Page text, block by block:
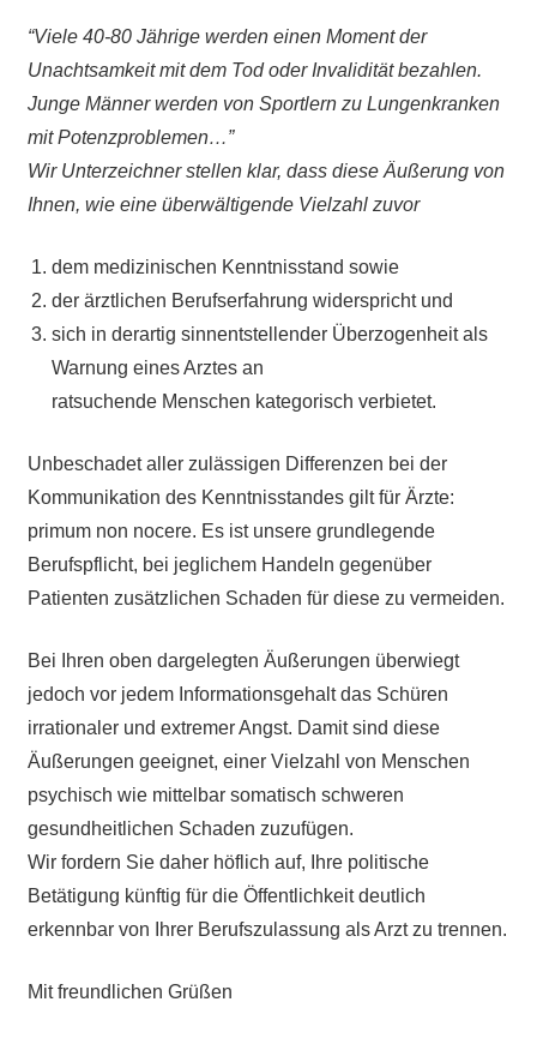
“Viele 40-80 Jährige werden einen Moment der
Unachtsamkeit mit dem Tod oder Invalidität bezahlen.
Junge Männer werden von Sportlern zu Lungenkranken
mit Potenzproblemen…”
Wir Unterzeichner stellen klar, dass diese Äußerung von
Ihnen, wie eine überwältigende Vielzahl zuvor
dem medizinischen Kenntnisstand sowie
der ärztlichen Berufserfahrung widerspricht und
sich in derartig sinnentstellender Überzogenheit als
Warnung eines Arztes an
ratsuchende Menschen kategorisch verbietet.
Unbeschadet aller zulässigen Differenzen bei der
Kommunikation des Kenntnisstandes gilt für Ärzte:
primum non nocere. Es ist unsere grundlegende
Berufspflicht, bei jeglichem Handeln gegenüber
Patienten zusätzlichen Schaden für diese zu vermeiden.
Bei Ihren oben dargelegten Äußerungen überwiegt
jedoch vor jedem Informationsgehalt das Schüren
irrationaler und extremer Angst. Damit sind diese
Äußerungen geeignet, einer Vielzahl von Menschen
psychisch wie mittelbar somatisch schweren
gesundheitlichen Schaden zuzufügen.
Wir fordern Sie daher höflich auf, Ihre politische
Betätigung künftig für die Öffentlichkeit deutlich
erkennbar von Ihrer Berufszulassung als Arzt zu trennen.
Mit freundlichen Grüßen